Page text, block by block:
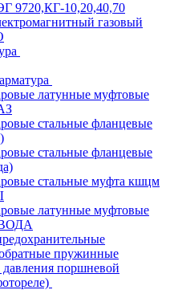
9720,КГ-10,20,40,70
газовый
латунные муфтовые
стальные фланцевые
стальные фланцевые
стальные муфта кшцм
латунные муфтовые
пружинные
давления поршневой